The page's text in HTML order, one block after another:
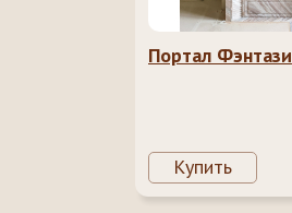
Портал Фэнтази
Купить